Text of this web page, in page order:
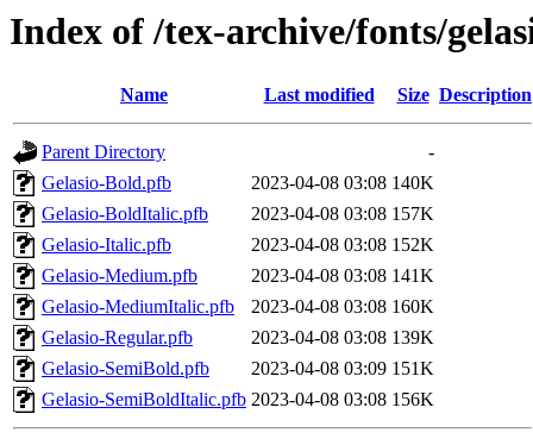
Index of /tex-archive/fonts/
Name Last modified Size Description
Parent Directory
-
Gelasio-Bold.pfb
2023-04-08 03:08 140K
Gelasio-BoldItalic.pfb
2023-04-08 03:08 157K
Gelasio-Italic.pfb
2023-04-08 03:08 152K
Gelasio-Medium.pfb
2023-04-08 03:08 141K
Gelasio-MediumItalic.pfb
2023-04-08 03:08 160K
Gelasio-Regular.pfb
2023-04-08 03:08 139K
Gelasio-SemiBold.pfb
2023-04-08 03:09 151K
Gelasio-SemiBoldItalic.pfb 2023-04-08 03:08 156K